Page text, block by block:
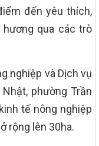
đến yêu thích,
qua các trò
nghiệp và Dịch vụ
phường Trần
tế nông nghiệp
rộng lên 30ha.